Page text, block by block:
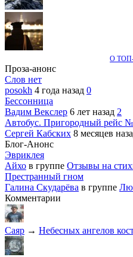
О ТОП-
Проза-анонс
Слов нет
posokh 4 года назад 0
Бессонница
Вадим Векслер 6 лет назад 2
Автобус. Пригородный рейс
Сергей Кабских 8 месяцев
Блог-Анонс
Эвриклея
Айхо в группе Отзывы на
Престранный гном
Галина Скударёва в группе
Комментарии
Саяр → Небесных ангелов